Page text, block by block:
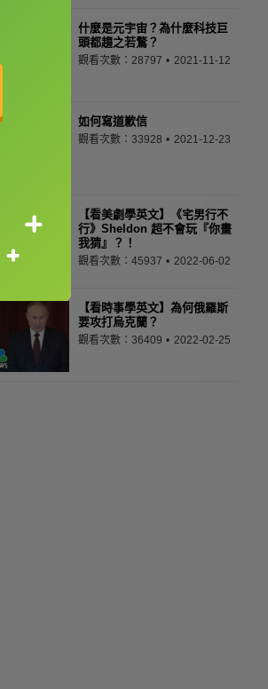
什麼是元宇宙？為什麼科技巨
頭都趨之若鶩？
觀看次數：28797 2021-11-12
如何寫道歉信
觀看次數：33928 2021-12-23
【看美劇學英文】《宅男行不
行》Sheldon 超不會玩『你畫
我猜』？！
觀看次數：45937 2022-06-02
【看時事學英文】為何俄羅斯
要攻打烏克蘭？
觀看次數：36409 2022-02-25